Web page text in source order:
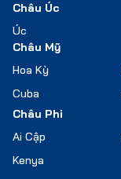
Châu Úc
Úc
Châu Mỹ
Hoa Kỳ
Cuba
Châu Phi
Ai Cập
Kenya